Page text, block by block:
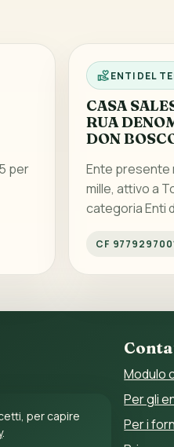
per
ENTI DEL
CASA
RUA
DON
Ente presente
mille, attivo a
categoria Enti
CF
Modulo
Per gli
Per i
per capire
.